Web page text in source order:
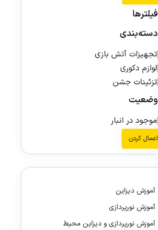
فیلترها
دسته‌بندی
تجهیزات آتش بازی
لوازم دکوری
تزئینات جشن
وضعیت
موجود در انبار
اعمال کردن
آموزش دیزاین
آموزش نورپردازی
آموزش نورپردازی و دیزاین محیط